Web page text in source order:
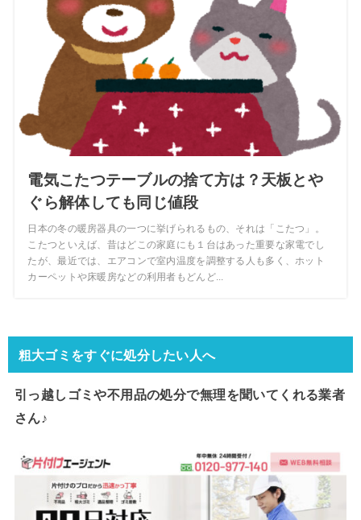
電気こたつテーブルの捨て方は？天板とや
ぐら解体しても同じ値段
日本の冬の暖房器具の一つに挙げられるもの、それは「こたつ」。
こたつといえば、昔はどこの家庭にも１台はあった重要な家電でし
たが、最近では、エアコンで室内温度を調整する人も多く、ホット
カーペットや床暖房などの利用者もどんど...
粗大ゴミをすぐに処分したい人へ
引っ越しゴミや不用品の処分で無理を聞いてくれる業者
さん♪